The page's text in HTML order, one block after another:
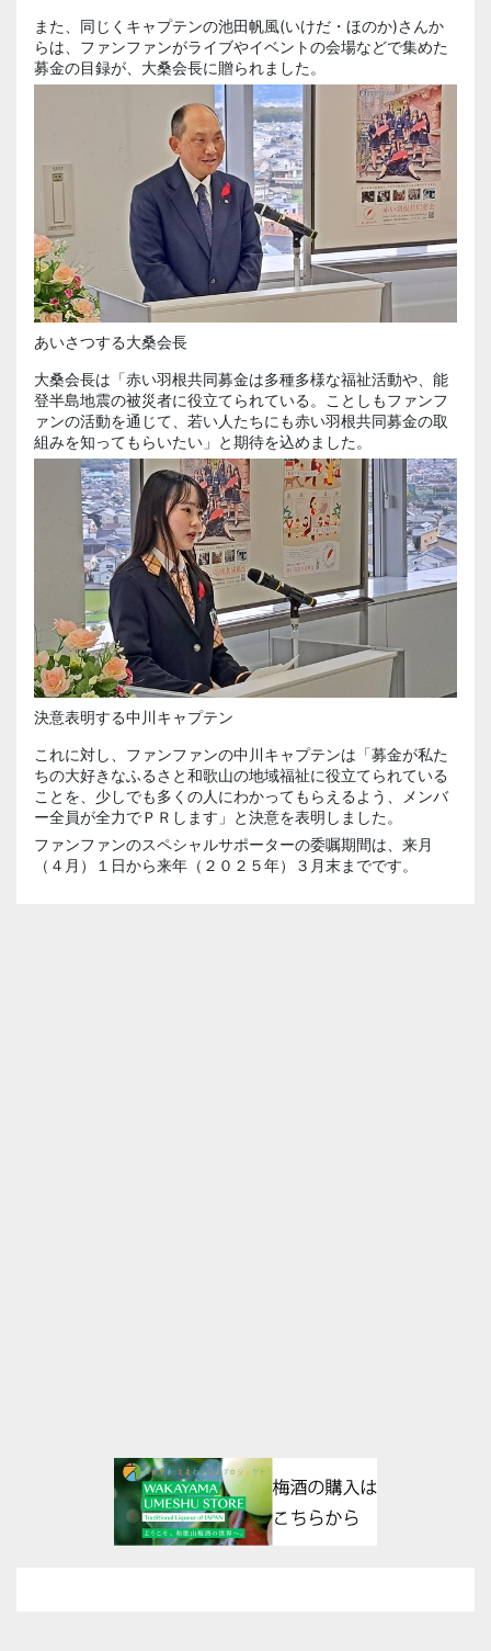
また、同じくキャプテンの池田帆風(いけだ・ほのか)さんか
らは、ファンファンがライブやイベントの会場などで集めた
募金の目録が、大桑会長に贈られました。
あいさつする大桑会長
大桑会長は「赤い羽根共同募金は多種多様な福祉活動や、能
登半島地震の被災者に役立てられている。ことしもファンフ
ァンの活動を通じて、若い人たちにも赤い羽根共同募金の取
組みを知ってもらいたい」と期待を込めました。
決意表明する中川キャプテン
これに対し、ファンファンの中川キャプテンは「募金が私た
ちの大好きなふるさと和歌山の地域福祉に役立てられている
ことを、少しでも多くの人にわかってもらえるよう、メンバ
ー全員が全力でＰＲします」と決意を表明しました。
ファンファンのスペシャルサポーターの委嘱期間は、来月
（４月）１日から来年（２０２５年）３月末までです。